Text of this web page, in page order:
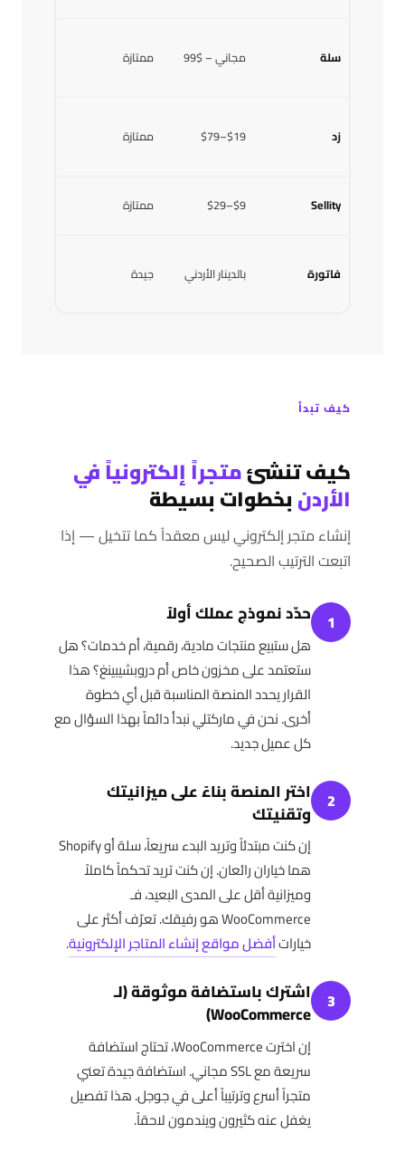
سلة مجاني – $99 ممتازة
زد $19–$79 ممتازة
Sellity
$9–$29 ممتازة
فاتورة بالدينار الأردني جيدة
كيف تبدأ
كيف تنشئمتجراً إلكترونياً في
الأردنبخطوات بسيطة
إنشاء متجر إلكتروني ليس معقداً كما تتخيل — إذا
اتبعت الترتيب الصحيح.
1 حدّد نموذج عملك أولاً
هل ستبيع منتجات مادية، رقمية، أم خدمات؟ هل
ستعتمد على مخزون خاص أم دروبشيبينغ؟ هذا
القرار يحدد المنصة المناسبة قبل أي خطوة
أخرى. نحن في ماركتلي نبدأ دائماً بهذا السؤال مع
كل عميل جديد.
2 اختر المنصة بناءً على ميزانيتك
وتقنيتك
إن كنت مبتدئاً وتريد البدء سريعاً، سلة أو Shopify
هما خياران رائعان. إن كنت تريد تحكماً كاملاً
وميزانية أقل على المدى البعيد، فـ
WooCommerce هو رفيقك. تعرّف أكثر على
خياراتأفضل مواقع إنشاء المتاجر الإلكترونية.
3 اشترك باستضافة موثوقة (لـ
WooCommerce)
إن اخترت WooCommerce، تحتاج استضافة
سريعة مع SSL مجاني. استضافة جيدة تعني
متجراً أسرع وترتيباً أعلى في جوجل. هذا تفصيل
يغفل عنه كثيرون ويندمون لاحقاً.